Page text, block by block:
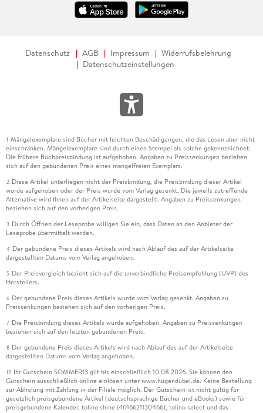
Datenschutz AGB Impressum
Widerrufsbelehrung
Datenschutzeinstellungen
1 Mängelexemplare sind Bücher mit leichten Beschädigungen, die das Lesen aber nicht
einschränken. Mängelexemplare sind durch einen Stempel als solche gekennzeichnet.
Die frühere Buchpreisbindung ist aufgehoben. Angaben zu Preissenkungen beziehen
sich auf den gebundenen Preis eines mangelfreien Exemplars.
2 Diese Artikel unterliegen nicht der Preisbindung, die Preisbindung dieser Artikel
wurde aufgehoben oder der Preis wurde vom Verlag gesenkt. Die jeweils zutreffende
Alternative wird Ihnen auf der Artikelseite dargestellt. Angaben zu Preissenkungen
beziehen sich auf den vorherigen Preis.
3 Durch Öffnen der Leseprobe willigen Sie ein, dass Daten an den Anbieter der
Leseprobe übermittelt werden.
4 Der gebundene Preis dieses Artikels wird nach Ablauf des auf der Artikelseite
dargestellten Datums vom Verlag angehoben.
5 Der Preisvergleich bezieht sich auf die unverbindliche Preisempfehlung (UVP) des
Herstellers.
6 Der gebundene Preis dieses Artikels wurde vom Verlag gesenkt. Angaben zu
Preissenkungen beziehen sich auf den vorherigen Preis.
7 Die Preisbindung dieses Artikels wurde aufgehoben. Angaben zu Preissenkungen
beziehen sich auf den letzten gebundenen Preis.
8 Der gebundene Preis dieses Artikels wird nach Ablauf des auf der Artikelseite
dargestellten Datums vom Verlag angehoben.
12 Ihr Gutschein SOMMER13 gilt bis einschließlich 10.08.2026. Sie können den
Gutschein ausschließlich online einlösen unter www.hugendubel.de. Keine Bestellung
zur Abholung mit Zahlung in der Filiale möglich. Der Gutschein ist nicht gültig für
gesetzlich preisgebundene Artikel (deutschsprachige Bücher und eBooks) sowie für
preisgebundene Kalender, tolino shine (4016621130466), tolino select und das